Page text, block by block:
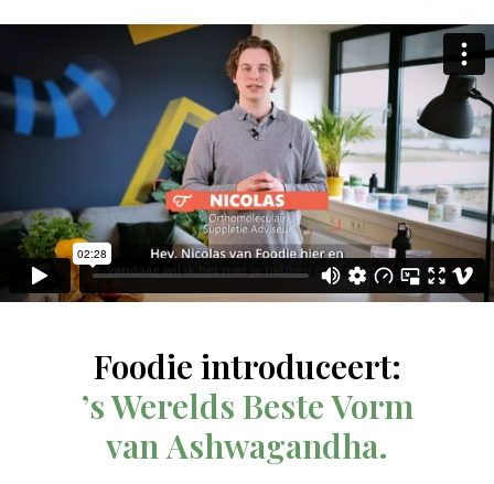
Foodie introduceert:
’s Werelds Beste Vorm
van Ashwagandha.